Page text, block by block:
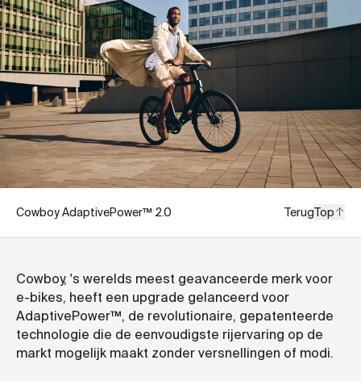
Cowboy AdaptivePower™ 2.0 TerugTop
Cowboy, 's werelds meest geavanceerde merk voor
e-bikes, heeft een upgrade gelanceerd voor
AdaptivePower™, de revolutionaire, gepatenteerde
technologie die de eenvoudigste rijervaring op de
markt mogelijk maakt zonder versnellingen of modi.